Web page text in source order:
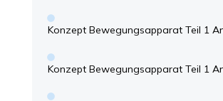
Konzept Bewegungsapparat Teil 1
Konzept Bewegungsapparat Teil 1